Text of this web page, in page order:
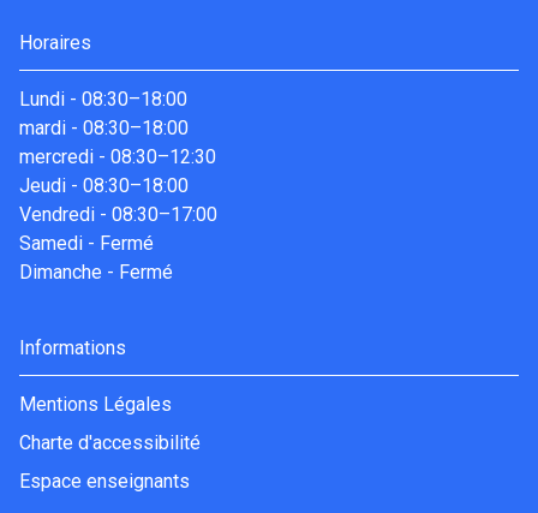
Horaires
Lundi - 08:30–18:00
mardi - 08:30–18:00
mercredi - 08:30–12:30
Jeudi - 08:30–18:00
Vendredi - 08:30–17:00
Samedi - Fermé
Dimanche - Fermé
Informations
Mentions Légales
Charte d'accessibilité
Espace enseignants